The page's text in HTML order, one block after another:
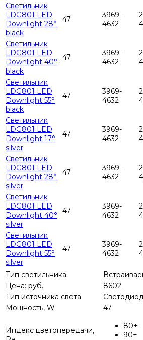
Светильник
LDG801 LED
Downlight 28°
black
47
3969-
4632
Светильник
LDG801 LED
Downlight 40°
black
47
3969-
4632
Светильник
LDG801 LED
Downlight 55°
black
47
3969-
4632
Светильник
LDG801 LED
Downlight 17°
silver
47
3969-
4632
Светильник
LDG801 LED
Downlight 28°
silver
47
3969-
4632
Светильник
LDG801 LED
Downlight 40°
silver
47
3969-
4632
Светильник
LDG801 LED
Downlight 55°
silver
47
3969-
4632
Тип светильника
Цена: руб.
8602
Тип источника света
Мощность, W
47
Индекс цветопередачи,
80+
90+